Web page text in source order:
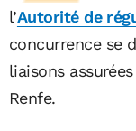
l’Autorité de
concurrence se
liaisons
Renfe.